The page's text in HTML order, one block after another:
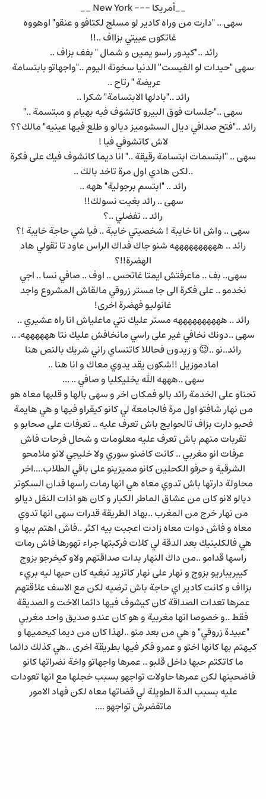
__أمريكا --- New York __
سهى .. "دارت من وراه كادير لو مسلج لكتافو و عنقو" اوهووه
غاتكون عييتي بزااف ..!!
رائد .."كيدور راسو يمين و شمال " بفف بزاف ..
سهى "حيدات لو الفيست'' الدنيا سخونة اليوم .."واجهاتو بابتسامة
عريضة " رتاح ..
رائد .."بادلها الابتسامة" شكرا ..
سهى .."جلسات فوق البيرو كاتشوف فيه بهيام و مبتسمة .."
رائد .."فتح صدافي ديال السشوميز ديالو و طلع فيها عينيه" مالك؟؟
لاش كاتشوفي فيا !
سهى .. ''ابتسمات ابتسامة رقيقة .." انا ديما كانشوف فيك على فكرة
..لكن هادي اول مرة تاخد بالك ..
رائد .. "ابتسم برجولية" ههه ..
سهى .. رائد بغيت نسولك!!
رائد .. تفضلي ..؟
سهى .. واش انا خايبة ! شخصيتي خايبة .. فيا شي حاجة خايبة !؟
رائد .. ههههههههههه شنو جاك فداك الراس عاود تا تقولي هاد
الهضرة!!؟
سهى.. بف .. ماعرفتش ايمتا غاتحس .. اوف .. صافي نسا .. اجي
نخدمو .. على فكرة الى جا مستر زروقي مالقاش المشروع واجد
غانوليو فهضرة اخرى!
رائد .. ههههههههههه مستر عليك نتي ماعلياش انا راه عشيري ..
سهى ..دونك نخافي غير على راسي مانخافش عليك نتا ههههههه. ..
رائد..نو ..😉 و زيدون فحاللا كاتنساي راني شريك بالنص هنا
امادموزيل !!شكون يقد يدوي معاك و انا هنا ..
سهى ..هههه الله يخليكليا و صافي .. ...
تحناو على الخدمة رائد بالو فمكان اخر و سهى بالها و قلبها معاه هو
من نهار شافتو اول مرة فالجامعة لي كانو كيقراو فيها و هي هايمة
فحبو دارت بزاف تالحوايج باش تعرف عليه .. تعرفات على صحابو و
تقربات منهم باش تعرف عليه معلومات و شحال فرحات فاش
عرفات انو مغربي .. كانت كاضنو سوري ولا خليجي لانو ملامحو
الشرقية و حرفو الكحلين كانو مميزينو على باقي الطلاب....اخر
محاولة دارتها باش تدوي معاه هي انها رمات راسها قدان السكوتر
ديالو لانو كان من عشاق الماطر الكبار و كان هو اذات النقل ديالو
من نهار خرج من المغرب ..بهاد الطريقة قدرات سهى انها تدوي
معاه و فاش دوات معاه زادت اعجبت بيه اكثر ..فاش اهتم ببها و
هي فالكلينيك بعد الدقة لي كلات فركبتها جراء تهورها فاش رمات
راسها قدامو ..من داك النهار بدات صداقتهم ولاو كيخرجو بزوج
كيبريباريو بزوج و نهار على نهار كاتزيد تبغيه كان حبها ليه بريء
بزااف و كانت كادير اي حاجة باش ترضيه لكن مع الاسف علاقتهم
عمرها تعدات الصداقة كان كيشوف فيها دائما الاخت و الصديقة
فقط ..و خصوصا انها مغربية و هو كان عندو صديق واحد مغربي
"عبيدة زروقي" و هي من بعد منو ..لهذا كان من ديما كيحميها و
كيهتم بها كانها اختو و عمرو فكر فيها بطريقة اخرى ..هي كذلك دائما
ما كاتكتم حبها داخل قلبو .. عمرها واجهاتو واخة نضراتها كانو
فاضحينها لكن عمرها حاولات تواجهو بسبب خجلها مع انها تعودات
عليه بسبب الدة الطويلة لي قضاتها معاه لكن فهاد الامور
ماتقضرش تواجهو ....